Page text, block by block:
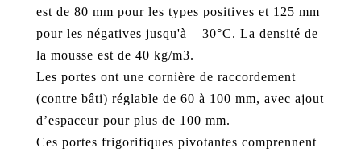
est de 80 mm pour les types positives et 125 mm
pour les négatives jusqu'à – 30°C. La densité de
la mousse est de 40 kg/m3.
Les portes ont une cornière de raccordement
(contre bâti) réglable de 60 à 100 mm, avec ajout
d’espaceur pour plus de 100 mm.
Ces portes frigorifiques pivotantes comprennent